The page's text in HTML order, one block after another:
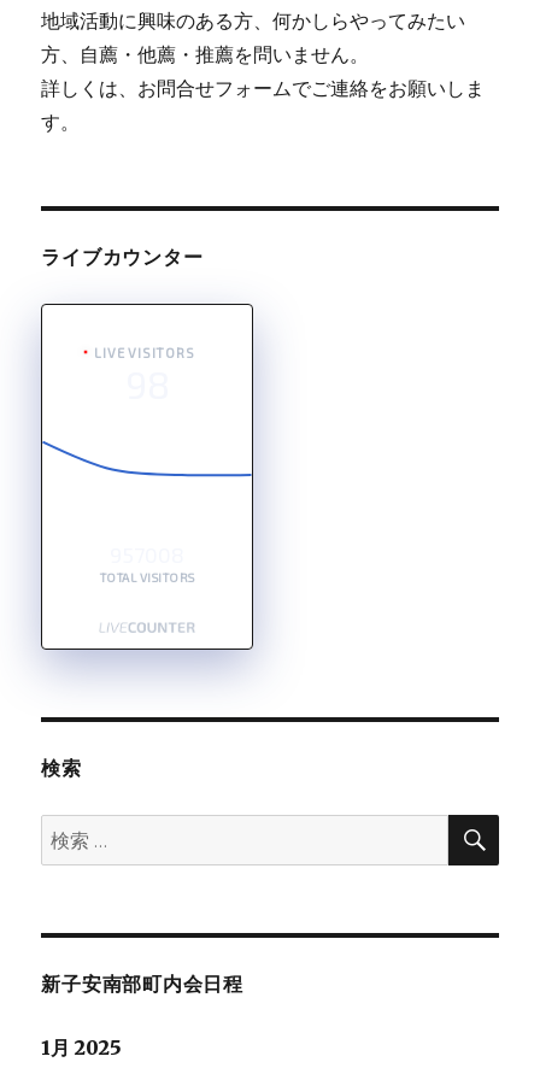
地域活動に興味のある方、何かしらやってみたい
方、自薦・他薦・推薦を問いません。
詳しくは、お問合せフォームでご連絡をお願いしま
す。
ライブカウンター
LIVE VISITORS
TOTAL VISITORS
検索
検
索:
検
新子安南部町内会日程
1月 2025